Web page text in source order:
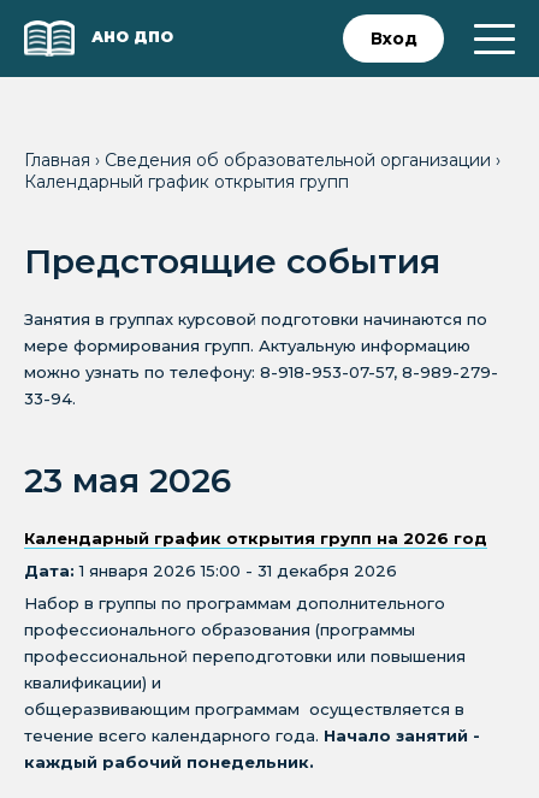
АНО ДПО Вход
Главная › Сведения об образовательной организации ›
Календарный график открытия групп
Предстоящие события
Занятия в группах курсовой подготовки начинаются по
мере формирования групп. Актуальную информацию
можно узнать по телефону: 8-918-953-07-57, 8-989-279-
33-94.
23 мая 2026
Календарный график открытия групп на 2026 год
Дата: 1 января 2026 15:00 - 31 декабря 2026
Набор в группы по программам дополнительного
профессионального образования (программы
профессиональной переподготовки или повышения
квалификации) и
общеразвивающим программам осуществляется в
течение всего календарного года. Начало занятий -
каждый рабочий понедельник.